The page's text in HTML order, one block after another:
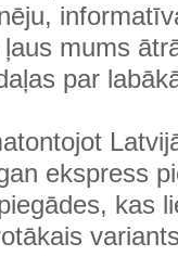
mums
par
ekspress
kas